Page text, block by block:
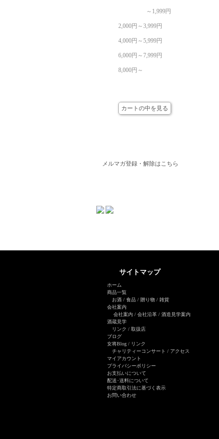
～1,999円
2,000円～3,999円
4,000円～5,999円
6,000円～7,999円
8,000円～
カートの中を見る
メルマガ登録・解除はこちら
サイトマップ
ホーム
商品一覧
お酒 / 食品 / 贈り物 / 雑貨
会社案内
会社案内 / 会社沿革 / 酒造見学案内
酒蔵見学
リンク / 取扱店
ブログ
女将Blog / リンク
チャリティーコンサート / アクセス
マイアカウント
プライバシーポリシー
お支払いについて
配送･送料について
特定商取引法に基づく表示
お問い合わせ